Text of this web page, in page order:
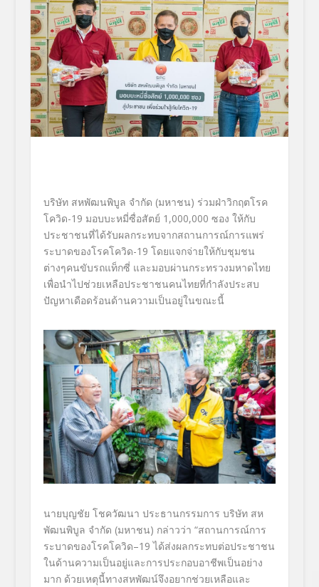
บริษัท สหพัฒนพิบูล จำกัด (มหาชน) ร่วมฝ่าวิกฤตโรค
โควิด-19 มอบบะหมี่ซื่อสัตย์ 1,000,000 ซอง ให้กับ
ประชาชนที่ได้รับผลกระทบจากสถานการณ์การแพร่
ระบาดของโรคโควิด-19 โดยแจกจ่ายให้กับชุมชน
ต่างๆคนขับรถแท็กซี่ และมอบผ่านกระทรวงมหาดไทย
เพื่อนำไปช่วยเหลือประชาชนคนไทยที่กำลังประสบ
ปัญหาเดือดร้อนด้านความเป็นอยู่ในขณะนี้
นายบุญชัย โชควัฒนา ประธานกรรมการ บริษัท สห
พัฒนพิบูล จำกัด (มหาชน) กล่าวว่า “สถานการณ์การ
ระบาดของโรคโควิด–19ได้ส่งผลกระทบต่อประชาชน
ในด้านความเป็นอยู่และการประกอบอาชีพเป็นอย่าง
มาก ด้วยเหตุนี้ทางสหพัฒน์จึงอยากช่วยเหลือและ